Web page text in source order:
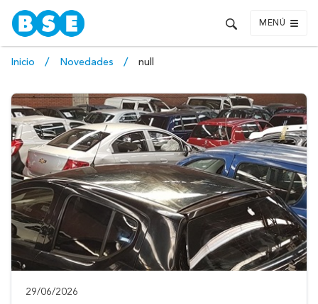
MENÚ
Inicio Novedades null
29/06/2026